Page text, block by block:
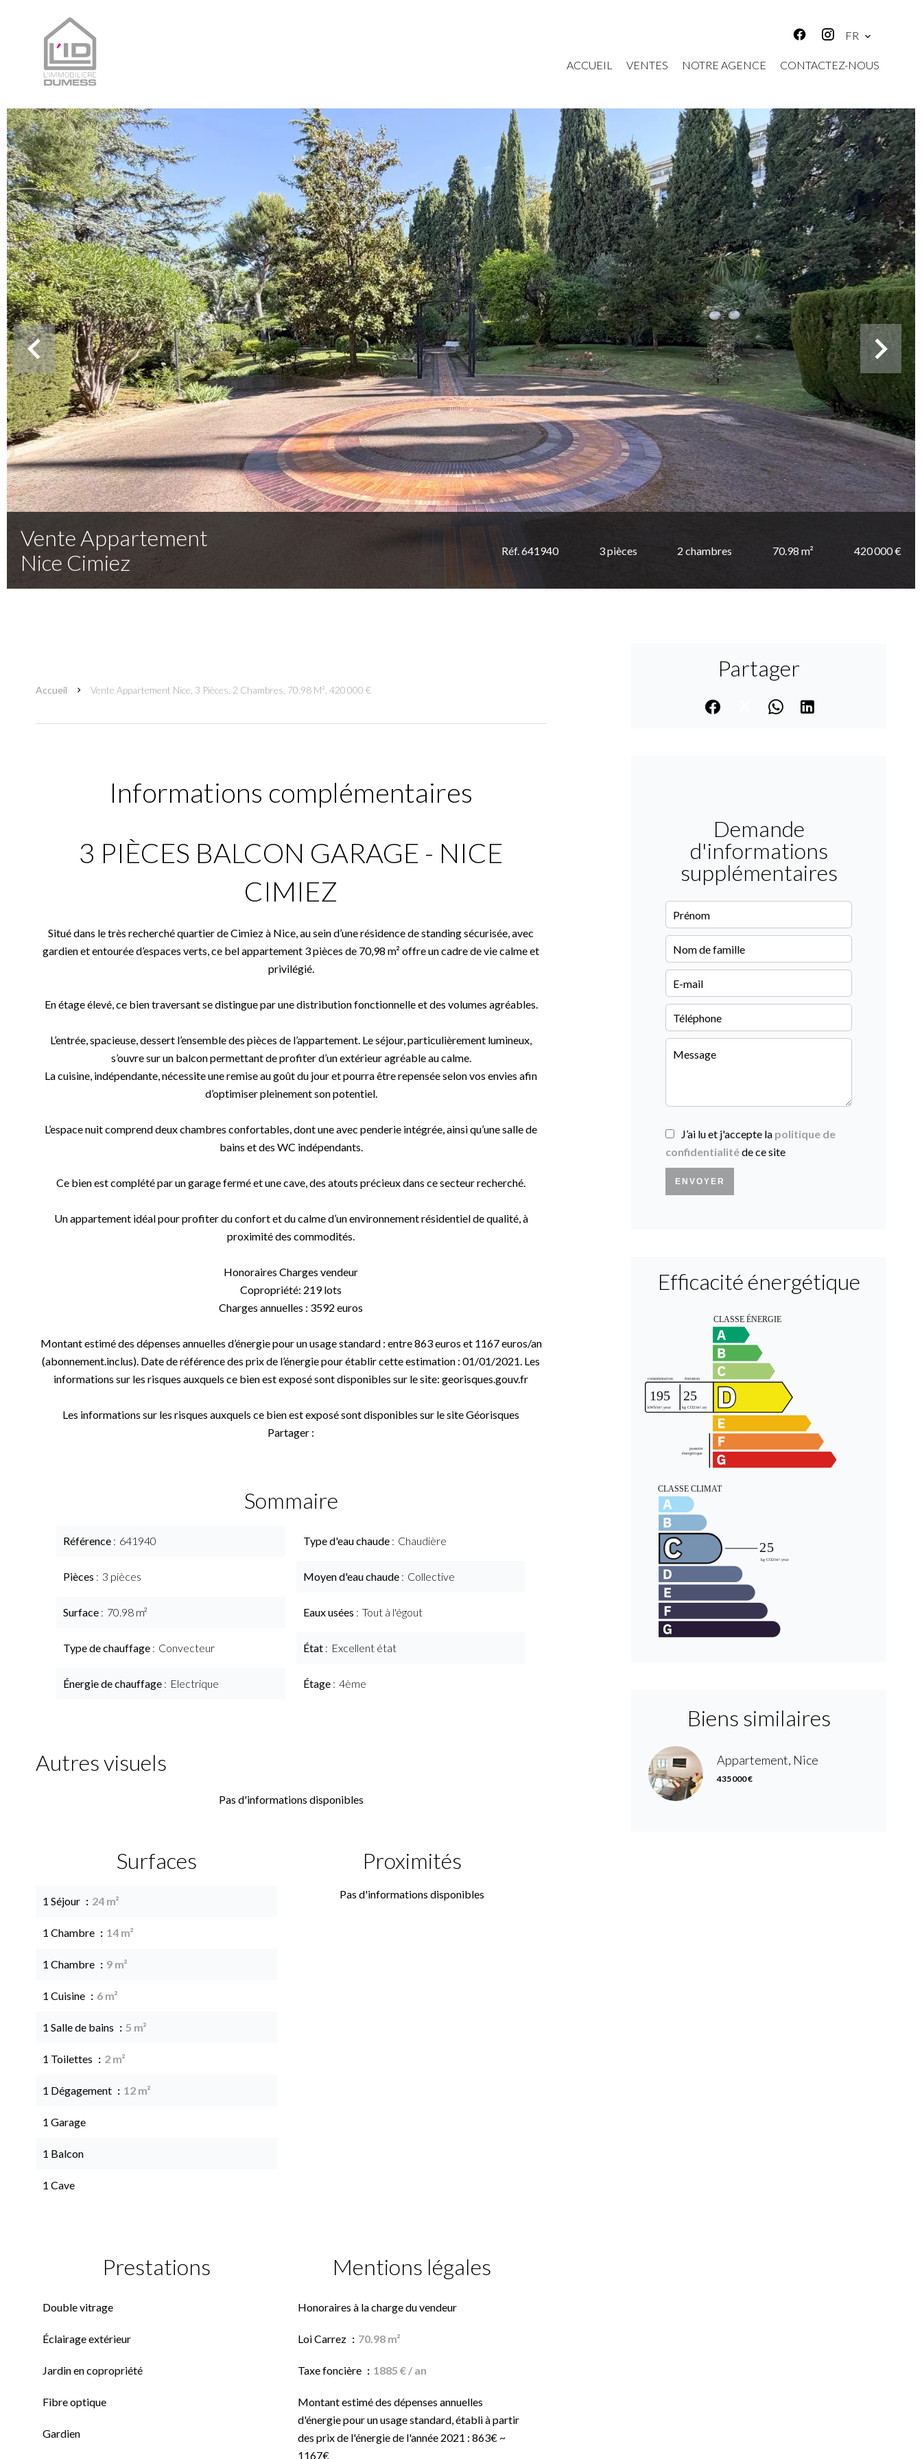
FR
ACCUEIL VENTES NOTRE AGENCE CONTACTEZ-NOUS
Vente Appartement
Nice Cimiez
Réf. 641940 3 pièces 2 chambres 70.98 m² 420 000 €
Accueil Vente Appartement Nice, 3 Pièces, 2 Chambres, 70.98 M², 420 000 €
Informations complémentaires
3 PIÈCES BALCON GARAGE - NICE
CIMIEZ
Situé dans le très recherché quartier de Cimiez à Nice, au sein d’une résidence de standing sécurisée, avec
gardien et entourée d’espaces verts, ce bel appartement 3 pièces de 70,98 m² offre un cadre de vie calme et
privilégié.
En étage élevé, ce bien traversant se distingue par une distribution fonctionnelle et des volumes agréables.
L’entrée, spacieuse, dessert l’ensemble des pièces de l’appartement. Le séjour, particulièrement lumineux,
s’ouvre sur un balcon permettant de profiter d’un extérieur agréable au calme.
La cuisine, indépendante, nécessite une remise au goût du jour et pourra être repensée selon vos envies afin
d’optimiser pleinement son potentiel.
L’espace nuit comprend deux chambres confortables, dont une avec penderie intégrée, ainsi qu’une salle de
bains et des WC indépendants.
Ce bien est complété par un garage fermé et une cave, des atouts précieux dans ce secteur recherché.
Un appartement idéal pour profiter du confort et du calme d’un environnement résidentiel de qualité, à
proximité des commodités.
Honoraires Charges vendeur
Copropriété: 219 lots
Charges annuelles : 3592 euros
Montant estimé des dépenses annuelles d’énergie pour un usage standard : entre 863 euros et 1167 euros/an
(abonnement.inclus). Date de référence des prix de l’énergie pour établir cette estimation : 01/01/2021. Les
informations sur les risques auxquels ce bien est exposé sont disponibles sur le site: georisques.gouv.fr
Les informations sur les risques auxquels ce bien est exposé sont disponibles sur le site Géorisques
Partager :
Sommaire
Référence 641940
Pièces 3 pièces
Surface 70.98 m²
Type de chauffage Convecteur
Énergie de chauffage Electrique
Type d'eau chaude Chaudière
Moyen d'eau chaude Collective
Eaux usées Tout à l'égout
État Excellent état
Étage 4ème
Autres visuels
Pas d'informations disponibles
Surfaces
1 Séjour 24 m²
1 Chambre 14 m²
1 Chambre 9 m²
1 Cuisine 6 m²
1 Salle de bains 5 m²
1 Toilettes 2 m²
1 Dégagement 12 m²
1 Garage
1 Balcon
1 Cave
Proximités
Pas d'informations disponibles
Prestations
Double vitrage
Éclairage extérieur
Jardin en copropriété
Fibre optique
Gardien
Mentions légales
Honoraires à la charge du vendeur
Loi Carrez 70.98 m²
Taxe foncière 1885 € / an
Montant estimé des dépenses annuelles
d'énergie pour un usage standard, établi à partir
des prix de l'énergie de l'année 2021 : 863€ ~
1167€
Partager
Demande
d'informations
supplémentaires
J’ai lu et j'accepte la politique de
confidentialitéde ce site
ENVOYER
Efficacité énergétique
Biens similaires
Appartement, Nice
435 000 €